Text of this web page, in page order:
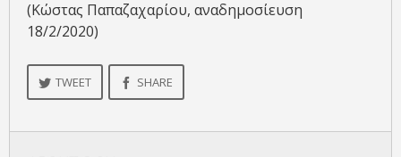
(Κώστας Παπαζαχαρίου, αναδημοσίευση
18/2/2020)
TWEET SHARE